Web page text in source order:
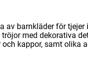
av barnkläder för
med dekorativa
kappor, samt olika